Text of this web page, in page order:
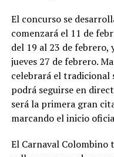
El concurso se
comenzará el 11 de
del 19 al 23 de
jueves 27 de febrero.
celebrará el tradicional
podrá seguirse en
será la primera gran
marcando el inicio
El Carnaval Colombino